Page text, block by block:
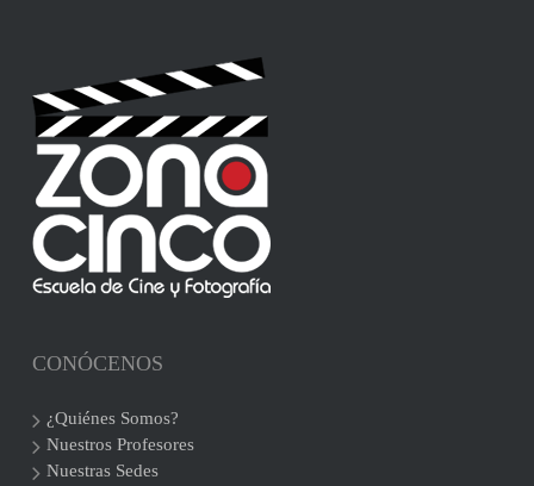
CONÓCENOS
¿Quiénes Somos?
Nuestros Profesores
Nuestras Sedes